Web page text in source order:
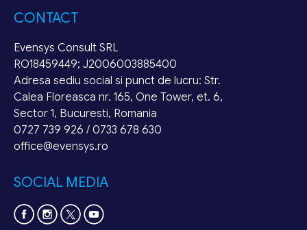
CONTACT
Evensys Consult SRL
RO18459449; J2006003885400
Adresa sediu social si punct de lucru: Str.
Calea Floreasca nr. 165, One Tower, et. 6,
Sector 1, Bucuresti, Romania
0727 739 926 / 0733 678 630
office@evensys.ro
SOCIAL MEDIA